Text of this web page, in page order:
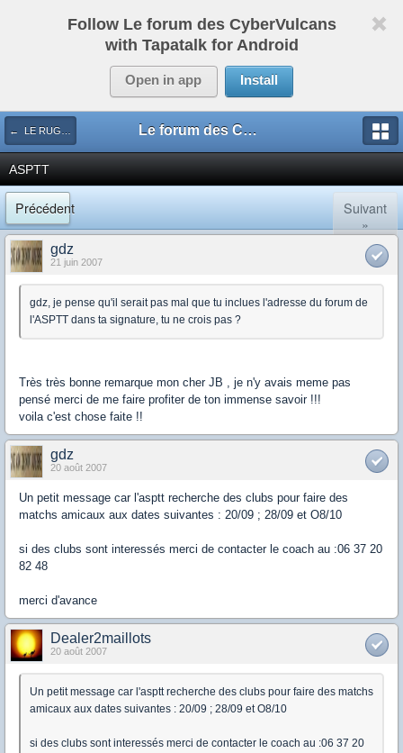
Follow Le forum des CyberVulcans
with Tapatalk for Android
Open in app Install
← LE RUGBY DE CHEZ NOUS Le forum des CyberVulcans
ASPTT
Précédent
Suivant
»
gdz
21 juin 2007
gdz, je pense qu'il serait pas mal que tu inclues l'adresse du forum de
l'ASPTT dans ta signature, tu ne crois pas ?
Très très bonne remarque mon cher JB , je n'y avais meme pas
pensé merci de me faire profiter de ton immense savoir !!!
voila c'est chose faite !!
gdz
20 août 2007
Un petit message car l'asptt recherche des clubs pour faire des
matchs amicaux aux dates suivantes : 20/09 ; 28/09 et O8/10
si des clubs sont interessés merci de contacter le coach au :06 37 20
82 48
merci d'avance
Dealer2maillots
20 août 2007
Un petit message car l'asptt recherche des clubs pour faire des matchs
amicaux aux dates suivantes : 20/09 ; 28/09 et O8/10
si des clubs sont interessés merci de contacter le coach au :06 37 20